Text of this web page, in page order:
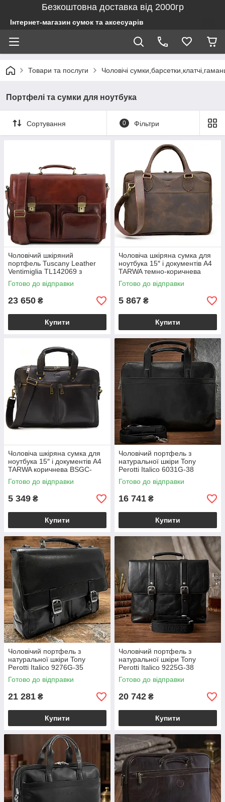
Безкоштовна доставка від 2000гр
Інтернет-магазин сумок та аксесуарів
Товари та послуги Чоловічі
Портфелі та сумки для ноутбука
Сортування 0 Фільтри
Чоловічий шкіряний
портфель Tuscany Leather
Ventimiglia TL142069 з
передніми кишенями та
плечовим ременем,
Готово до відправки
23 650 ₴
Купити
Чоловіча шкіряна сумка для
ноутбука 15″ і документів A4
TARWA темно-коричнева
Crazy Horse BSRC-8839-4lx
Готово до відправки
5 867 ₴
Купити
Чоловіча шкіряна сумка для
ноутбука 15″ і документів A4
TARWA коричнева BSGC-
4621-4lx
Готово до відправки
5 349 ₴
Купити
Чоловічий портфель з
натуральної шкіри Tony
Perotti Italico 6031G-38
Чорний (BS90422)
Готово до відправки
16 741 ₴
Купити
Чоловічий портфель з
натуральної шкіри Tony
Perotti Italico 9276G-35
Чорний (BS90416)
Готово до відправки
21 281 ₴
Купити
Чоловічий портфель з
натуральної шкіри Tony
Perotti Italico 9225G-38
Чорний (BS90415)
Готово до відправки
20 742 ₴
Купити